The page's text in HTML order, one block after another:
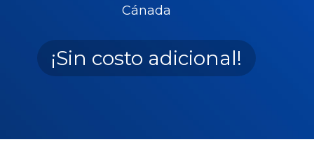
Cánada
¡Sin costo adicional!